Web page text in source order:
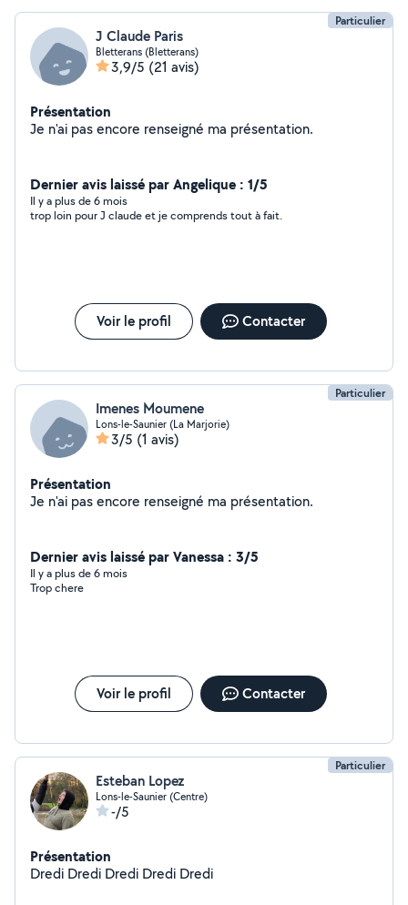
Particulier
J Claude Paris
Bletterans (Bletterans)
3,9/5 (21 avis)
Présentation
Je n'ai pas encore renseigné ma présentation.
Dernier avis laissé par Angelique : 1/5
Il y a plus de 6 mois
trop loin pour J claude et je comprends tout à fait.
Voir le profil Contacter
Particulier
Imenes Moumene
Lons-le-Saunier (La Marjorie)
3/5 (1 avis)
Présentation
Je n'ai pas encore renseigné ma présentation.
Dernier avis laissé par Vanessa : 3/5
Il y a plus de 6 mois
Trop chere
Voir le profil Contacter
Particulier
Esteban Lopez
Lons-le-Saunier (Centre)
-/5
Présentation
Dredi Dredi Dredi Dredi Dredi